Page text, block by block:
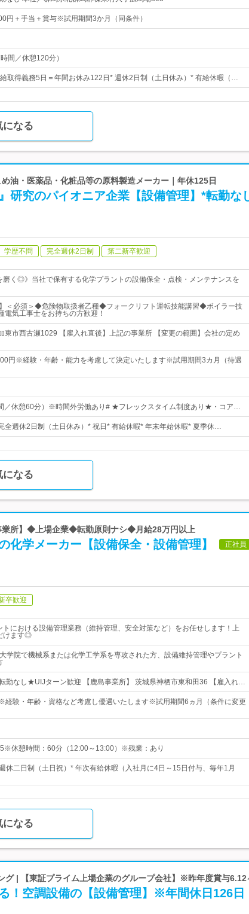
円＋手当＋賞与※試用期間3か月（同条件）
間／休憩120分）
取得義務5日＝年間お休み122日* 週休2日制（土日休み）* 有給休暇（…
になる
油・医薬品・化粧品等の原料製造メーカー｜年休125日
研究のパイオニア企業【設備管理】*転勤な
学歴不問 完全週休2日制 第二新卒歓迎
磨く◎》当社で保有する化学プラントの設備保全・点検・メンテナンスを
】＜必須＞◆危険物取扱者乙種◆フォークリフト運転技能講習◆ボイラー技
気工事士をお持ちの方歓迎！
東市西古瀬1029 【雇入れ直後】上記の事業所 【変更の範囲】会社の定め
円※経験・年齢・能力を考慮して決定いたします※試用期間3カ月（待遇
／休憩60分）※時間外労働あり# ★フレックスタイム制度あり★・コア…
週休2日制（土日休み）* 祝日* 有給休暇* 年末年始休暇* 夏季休…
になる
業所】◆上場企業◆転勤原則ナシ◆月給28万円以上
化学メーカー【設備保全・設備管理】 正社員
卒歓迎
トにおける設備管理業務（維持管理、安全対策など）をお任せします！上
けます◎
学院で機械系または化学工学系を専攻された方、設備維持管理やプラント
勤なし★UIJターン歓迎 【鹿島事業所】 茨城県神栖市東和田36 【雇入れ…
経験・年齢・資格など考慮し優遇いたします※試用期間6ヵ月（条件に変更
休憩時間：60分（12:00～13:00）※残業：あり
休二日制（土日祝）* 年次有給休暇（入社月に4日～15日付与、毎年1月
になる
グ | 【東証プライム上場企業のグループ会社】※昨年度賞与6.12
！空調設備の【設備管理】※年間休日126日